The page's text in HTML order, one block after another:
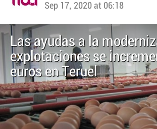
Sep 17, 2020 at 06:18
Las ayudas a la
explotaciones se
euros en Teruel